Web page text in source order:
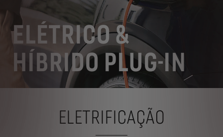
ELÉTRICO &
HÍBRIDO PLUG-IN
ELETRIFICAÇÃO